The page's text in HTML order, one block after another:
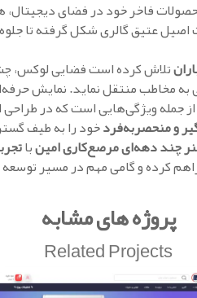
فاخر خود در فضای دیجیتال،
عتیق گالری شکل گرفته تا
تلاش کرده است فضایی لوکس،
به مخاطب منتقل نماید. نمایش
از جمله ویژگی‌هایی است که در
و منحصر‌به‌فردخود را به طیف
چند دهه‌ای مرصع‌کاری امینبا
کرده و گامی مهم در مسیر
پروژه های مشابه
Related Projects